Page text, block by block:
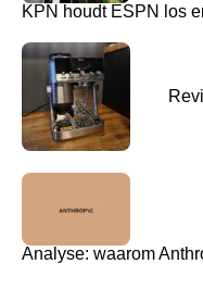
KPN houdt ESPN los
Analyse: waarom